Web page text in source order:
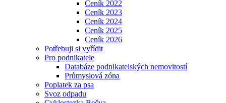
Ceník 2022
Ceník 2023
Ceník 2024
Ceník 2025
Ceník 2026
Potřebuji si vyřídit
Pro podnikatele
Databáze podnikatelských nemovitostí
Průmyslová zóna
Poplatek za psa
Svoz odpadu